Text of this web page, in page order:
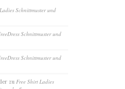
Schnittmuster und
Schnittmuster und
Schnittmuster und
zuFree Shirt Ladies